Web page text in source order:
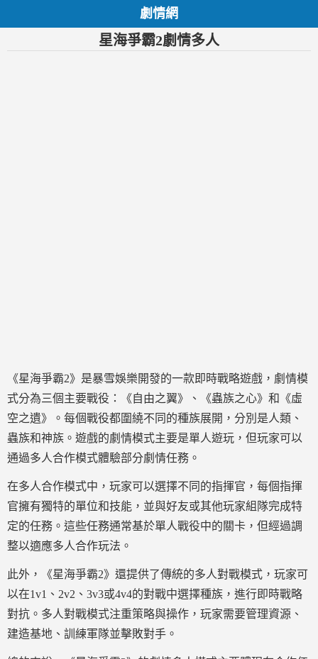
劇情網
星海爭霸2劇情多人
《星海爭霸2》是暴雪娛樂開發的一款即時戰略遊戲，劇情模
式分為三個主要戰役：《自由之翼》、《蟲族之心》和《虛
空之遺》。每個戰役都圍繞不同的種族展開，分別是人類、
蟲族和神族。遊戲的劇情模式主要是單人遊玩，但玩家可以
通過多人合作模式體驗部分劇情任務。
在多人合作模式中，玩家可以選擇不同的指揮官，每個指揮
官擁有獨特的單位和技能，並與好友或其他玩家組隊完成特
定的任務。這些任務通常基於單人戰役中的關卡，但經過調
整以適應多人合作玩法。
此外，《星海爭霸2》還提供了傳統的多人對戰模式，玩家可
以在1v1、2v2、3v3或4v4的對戰中選擇種族，進行即時戰略
對抗。多人對戰模式注重策略與操作，玩家需要管理資源、
建造基地、訓練軍隊並擊敗對手。